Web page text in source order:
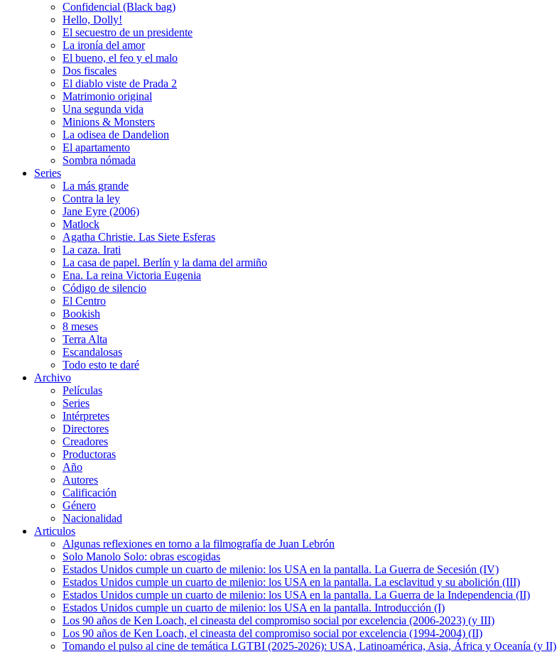
Confidencial (Black bag)
Hello, Dolly!
El secuestro de un presidente
La ironía del amor
El bueno, el feo y el malo
Dos fiscales
El diablo viste de Prada 2
Matrimonio original
Una segunda vida
Minions & Monsters
La odisea de Dandelion
El apartamento
Sombra nómada
Series
La más grande
Contra la ley
Jane Eyre (2006)
Matlock
Agatha Christie. Las Siete Esferas
La caza. Irati
La casa de papel. Berlín y la dama del armiño
Ena. La reina Victoria Eugenia
Código de silencio
El Centro
Bookish
8 meses
Terra Alta
Escandalosas
Todo esto te daré
Archivo
Películas
Series
Intérpretes
Directores
Creadores
Productoras
Año
Autores
Calificación
Género
Nacionalidad
Articulos
Algunas reflexiones en torno a la filmografía de Juan Lebrón
Solo Manolo Solo: obras escogidas
Estados Unidos cumple un cuarto de milenio: los USA en la pantalla. La Guerra de Secesión (IV)
Estados Unidos cumple un cuarto de milenio: los USA en la pantalla. La esclavitud y su abolición (III)
Estados Unidos cumple un cuarto de milenio: los USA en la pantalla. La Guerra de la Independencia (II)
Estados Unidos cumple un cuarto de milenio: los USA en la pantalla. Introducción (I)
Los 90 años de Ken Loach, el cineasta del compromiso social por excelencia (2006-2023) (y III)
Los 90 años de Ken Loach, el cineasta del compromiso social por excelencia (1994-2004) (II)
Tomando el pulso al cine de temática LGTBI (2025-2026): USA, Latinoamérica, Asia, África y Oceanía (y II)